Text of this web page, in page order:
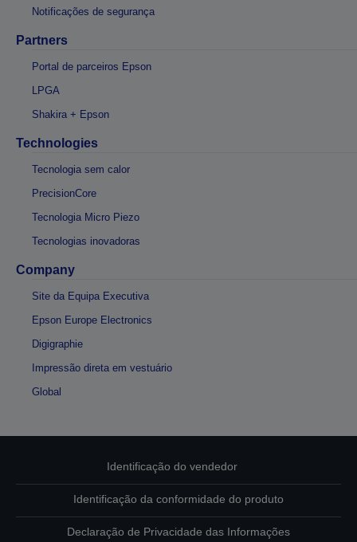
Notificações de segurança
Partners
Portal de parceiros Epson
LPGA
Shakira + Epson
Technologies
Tecnologia sem calor
PrecisionCore
Tecnologia Micro Piezo
Tecnologias inovadoras
Company
Site da Equipa Executiva
Epson Europe Electronics
Digigraphie
Impressão direta em vestuário
Global
Identificação do vendedor
Identificação da conformidade do produto
Declaração de Privacidade das Informações